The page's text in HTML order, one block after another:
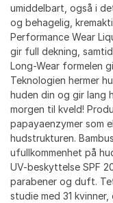
umiddelbart, også i
og behagelig,
Performance Wear
gir full dekning,
Long-Wear formelen
Teknologien hermer
huden din og gir lang
morgen til kveld!
papayaenzymer som
hudstrukturen.
ufullkommenhet på
UV-beskyttelse SPF
parabener og duft.
studie med 31